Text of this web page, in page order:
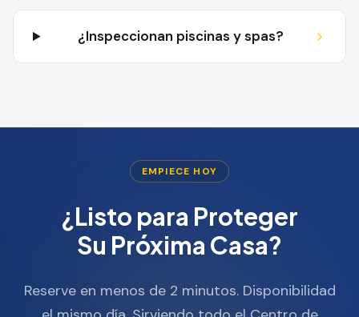
¿Inspeccionan piscinas y spas?
EMPIECE HOY
¿Listo para Proteger
Su Próxima Casa?
Reserve en menos de 2 minutos. Disponibilidad